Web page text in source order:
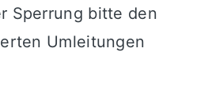
Sperrung bitte den
Umleitungen